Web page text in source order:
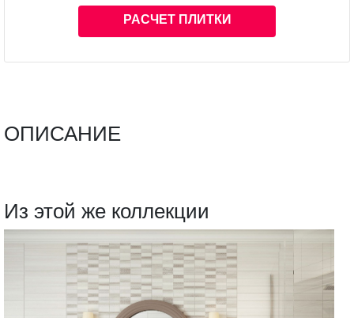
РАСЧЕТ ПЛИТКИ
ОПИСАНИЕ
Из этой же коллекции